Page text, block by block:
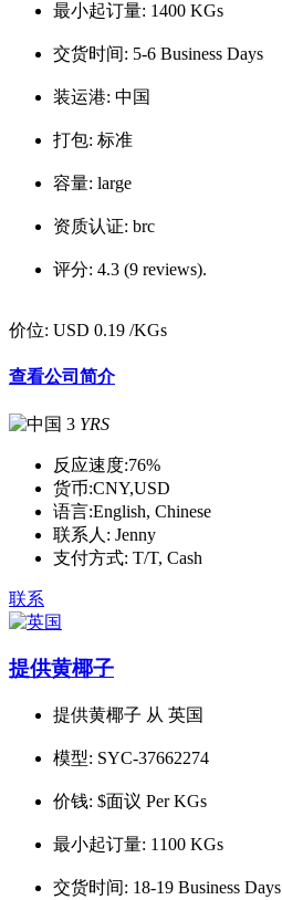
最小起订量: 1400 KGs
交货时间: 5-6 Business Days
装运港: 中国
打包: 标准
容量: large
资质认证: brc
评分: 4.3 (9 reviews).
价位: USD 0.19 /KGs
查看公司简介
3 YRS
反应速度:76%
货币:CNY,USD
语言:English, Chinese
联系人: Jenny
支付方式: T/T, Cash
联系
提供黄椰子
提供黄椰子 从 英国
模型: SYC-37662274
价钱: $面议 Per KGs
最小起订量: 1100 KGs
交货时间: 18-19 Business Days